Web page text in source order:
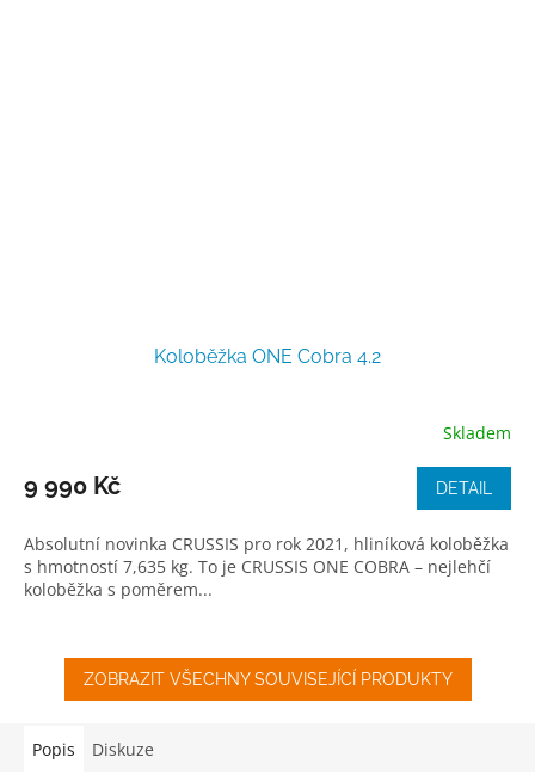
Koloběžka ONE Cobra 4.2
Skladem
9 990 Kč DETAIL
Absolutní novinka CRUSSIS pro rok 2021, hliníková koloběžka
s hmotností 7,635 kg. To je CRUSSIS ONE COBRA – nejlehčí
koloběžka s poměrem...
ZOBRAZIT VŠECHNY SOUVISEJÍCÍ PRODUKTY
Popis Diskuze